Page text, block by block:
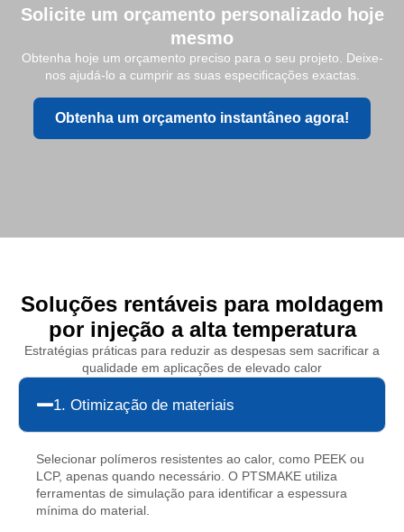
Solicite um orçamento personalizado hoje
mesmo
Obtenha hoje um orçamento preciso para o seu projeto. Deixe-
nos ajudá-lo a cumprir as suas especificações exactas.
Obtenha um orçamento instantâneo agora!
Soluções rentáveis para moldagem
por injeção a alta temperatura
Estratégias práticas para reduzir as despesas sem sacrificar a
qualidade em aplicações de elevado calor
1. Otimização de materiais
Selecionar polímeros resistentes ao calor, como PEEK ou
LCP, apenas quando necessário. O PTSMAKE utiliza
ferramentas de simulação para identificar a espessura
mínima do material.